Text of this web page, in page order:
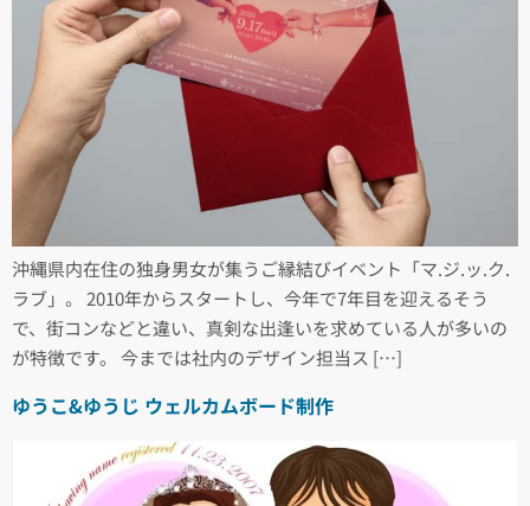
沖縄県内在住の独身男女が集うご縁結びイベント「マ.ジ.ッ.ク.
ラブ」。 2010年からスタートし、今年で7年目を迎えるそう
で、街コンなどと違い、真剣な出逢いを求めている人が多いの
が特徴です。 今までは社内のデザイン担当ス […]
ゆうこ&ゆうじ ウェルカムボード制作